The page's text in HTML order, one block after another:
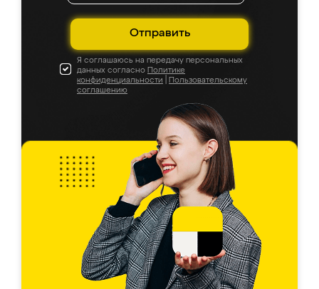
Отправить
Я соглашаюсь на передачу персональных
данных согласно Политике
конфиденциальности
Пользовательскому
соглашению